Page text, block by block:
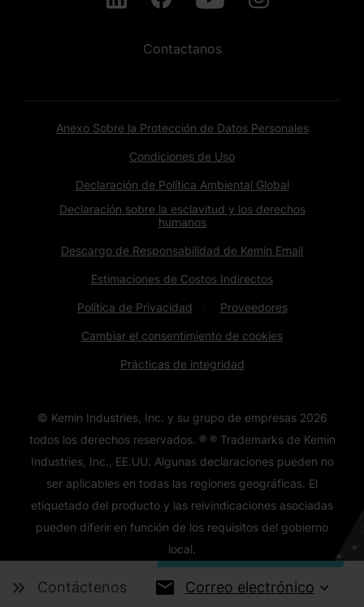
Contactanos
Anexo Sobre la Protección de Datos Personales
Condiciones de Uso
Declaración de Política Ambiental Global
Declaración sobre la esclavitud y los derechos
humanos
Descargo de Responsabilidad de Kemin Email
Estimaciones de Costos Indirectos
Política de Privacidad Proveedores
Cambiar el consentimiento de cookies
Prácticas de integridad
© Kemin Industries, Inc. y su grupo de empresas 2026
todos los derechos reservados. ® ® Trademarks de Kemin
Industries, Inc., EE.UU. Algunas declaraciones pueden no
ser aplicables en todas las regiones geográficas. El
etiquetado del producto y las reivindicaciones asociadas
pueden diferir en función de los requisitos del gobierno
local.
Contáctenos Correo electrónico